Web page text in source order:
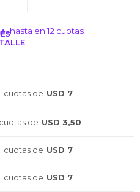
hasta en 12 cuotas
cuotas de USD 7
cuotas de USD 3,50
cuotas de USD 7
cuotas de USD 7